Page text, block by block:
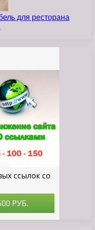
для ресторана